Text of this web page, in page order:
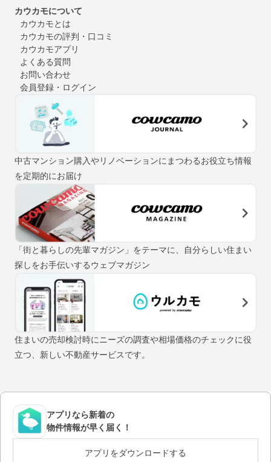
カウカモについて
カウカモとは
カウカモの評判・口コミ
カウカモアプリ
よくある質問
お問い合わせ
会員登録・ログイン
中古マンション購入やリノベーションにまつわるお役立ち情報
を定期的にお届け
「街と暮らしの先輩マガジン」をテーマに、自分らしい住まい
探しをお手伝いするウェブマガジン
住まいの売却検討時にニーズの調査や相場価格のチェックに役
立つ、新しい不動産サービスです。
アプリなら新着の
物件情報が早く届く！
アプリをダウンロードする